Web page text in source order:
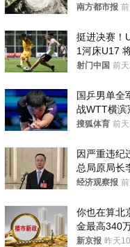
大！深圳官
南方都市报
挺进决赛！
1河床U17
射门中国 前
国乒男单全
战WTT横滨
八强
搜狐体育 前
因严重违纪
总局原局长
国人大代表
经济观察报
你也在算北
金最高340
1年
新京报 昨天